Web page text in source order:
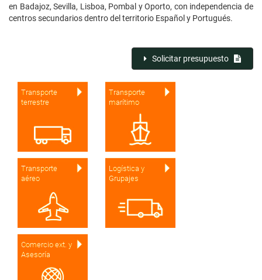
en Badajoz, Sevilla, Lisboa, Pombal y Oporto, con independencia de
centros secundarios dentro del territorio Español y Portugués.
Solicitar presupuesto
Transporte
terrestre
Transporte
marítimo
Transporte
aéreo
Logística y
Grupajes
Comercio ext. y
Asesoría